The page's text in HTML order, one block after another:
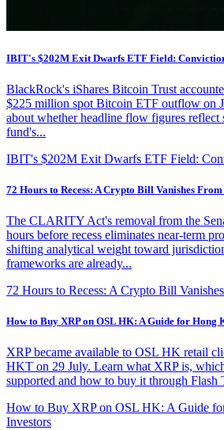
IBIT's $202M Exit Dwarfs ETF Field:
BlackRock's iShares Bitcoin Trust
$225 million spot Bitcoin ETF outflow on
about whether headline flow figures reflect
fund's...
IBIT's $202M Exit Dwarfs ETF Field:
72 Hours to Recess: A Crypto Bill Vanishes
The CLARITY Act's removal from the
hours before recess eliminates near-term
shifting analytical weight toward
frameworks are already...
72 Hours to Recess: A Crypto Bill
How to Buy XRP on OSL HK: A Guide for Hong
XRP became available to OSL HK retail
HKT on 29 July. Learn what XRP is,
supported and how to buy it through Flash
How to Buy XRP on OSL HK: A Guide
Investors